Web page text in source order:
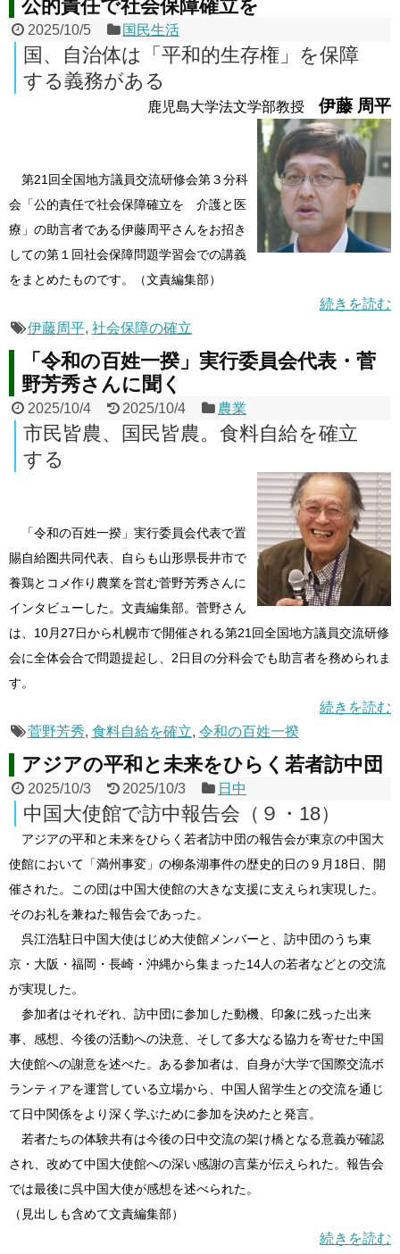
公的責任で社会保障確立を
2025/10/5 国民生活
国、自治体は「平和的生存権」を保障
する義務がある
鹿児島大学法文学部教授 伊藤 周平
第21回全国地方議員交流研修会第３分科
会「公的責任で社会保障確立を 介護と医
療」の助言者である伊藤周平さんをお招き
しての第１回社会保障問題学習会での講義
をまとめたものです。（文責編集部）
続きを読む
伊藤周平, 社会保障の確立
「令和の百姓一揆」実行委員会代表・菅
野芳秀さんに聞く
2025/10/4 2025/10/4 農業
市民皆農、国民皆農。食料自給を確立
する
「令和の百姓一揆」実行委員会代表で置
賜自給圏共同代表、自らも山形県長井市で
養鶏とコメ作り農業を営む菅野芳秀さんに
インタビューした。文責編集部。菅野さん
は、10月27日から札幌市で開催される第21回全国地方議員交流研修
会に全体会合で問題提起し、2日目の分科会でも助言者を務められま
す。
続きを読む
菅野芳秀, 食料自給を確立, 令和の百姓一揆
アジアの平和と未来をひらく若者訪中団
2025/10/3 2025/10/3 日中
中国大使館で訪中報告会（９・18）
アジアの平和と未来をひらく若者訪中団の報告会が東京の中国大
使館において「満州事変」の柳条湖事件の歴史的日の９月18日、開
催された。この団は中国大使館の大きな支援に支えられ実現した。
そのお礼を兼ねた報告会であった。
呉江浩駐日中国大使はじめ大使館メンバーと、訪中団のうち東
京・大阪・福岡・長崎・沖縄から集まった14人の若者などとの交流
が実現した。
参加者はそれぞれ、訪中団に参加した動機、印象に残った出来
事、感想、今後の活動への決意、そして多大なる協力を寄せた中国
大使館への謝意を述べた。ある参加者は、自身が大学で国際交流ボ
ランティアを運営している立場から、中国人留学生との交流を通じ
て日中関係をより深く学ぶために参加を決めたと発言。
若者たちの体験共有は今後の日中交流の架け橋となる意義が確認
され、改めて中国大使館への深い感謝の言葉が伝えられた。報告会
では最後に呉中国大使が感想を述べられた。
（見出しも含めて文責編集部）
続きを読む